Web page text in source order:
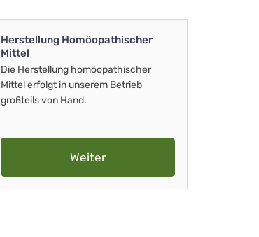
Herstellung Homöopathischer
Mittel
Die Herstellung homöopathischer
Mittel erfolgt in unserem Betrieb
großteils von Hand.
Weiter